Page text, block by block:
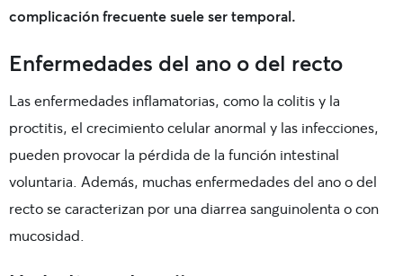
complicación frecuente suele ser temporal.
Enfermedades del ano o del recto
Las enfermedades inflamatorias, como la colitis y la
proctitis, el crecimiento celular anormal y las infecciones,
pueden provocar la pérdida de la función intestinal
voluntaria. Además, muchas enfermedades del ano o del
recto se caracterizan por una diarrea sanguinolenta o con
mucosidad.